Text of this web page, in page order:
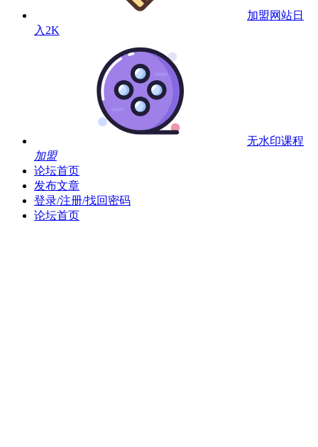
加盟网站日
入2K
无水印课程
加盟
论坛首页
发布文章
登录/注册/找回密码
论坛首页